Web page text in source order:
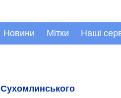
Новини Мітки Наші